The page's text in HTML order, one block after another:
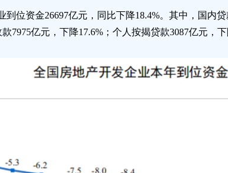
位资金26697亿元，同比下降18.4%。其中，国内
7975亿元，下降17.6%；个人按揭贷款3087亿元，下